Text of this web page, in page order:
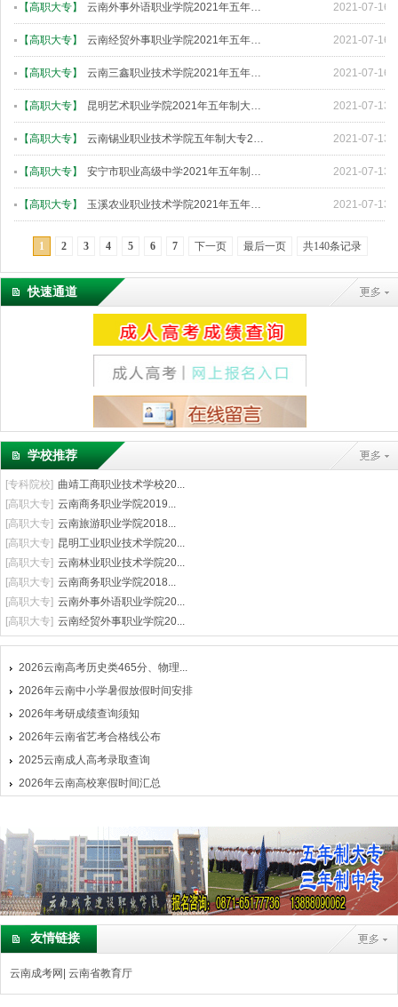
【高职大专】 云南外事外语职业学院2021年五年制大专招生简章 2021-07-16
【高职大专】 云南经贸外事职业学院2021年五年制大专招生简章 2021-07-16
【高职大专】 云南三鑫职业技术学院2021年五年制大专招生计划 2021-07-16
【高职大专】 昆明艺术职业学院2021年五年制大专招生简章 2021-07-13
【高职大专】 云南锡业职业技术学院五年制大专2021年五年制大专招生简章 2021-07-13
【高职大专】 安宁市职业高级中学2021年五年制大专招生简章 2021-07-13
【高职大专】 玉溪农业职业技术学院2021年五年制大专招生简章 2021-07-13
1 2 3 4 5 6 7 下一页 最后一页 共140条记录
快速通道
学校推荐
[专科院校] 曲靖工商职业技术学校20...
[高职大专] 云南商务职业学院2019...
[高职大专] 云南旅游职业学院2018...
[高职大专] 昆明工业职业技术学院20...
[高职大专] 云南林业职业技术学院20...
[高职大专] 云南商务职业学院2018...
[高职大专] 云南外事外语职业学院20...
[高职大专] 云南经贸外事职业学院20...
2026云南高考历史类465分、物理...
2026年云南中小学暑假放假时间安排
2026年考研成绩查询须知
2026年云南省艺考合格线公布
2025云南成人高考录取查询
2026年云南高校寒假时间汇总
友情链接
云南成考网 云南省教育厅